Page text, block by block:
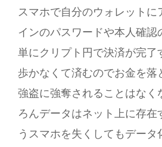
スマホで自分のウォレットに
インのパスワードや本人確認
単にクリプト円で決済が完了
歩かなくて済むのでお金を落
強盗に強奪されることはなく
ろんデータはネット上に存在
うスマホを失くしてもデータ